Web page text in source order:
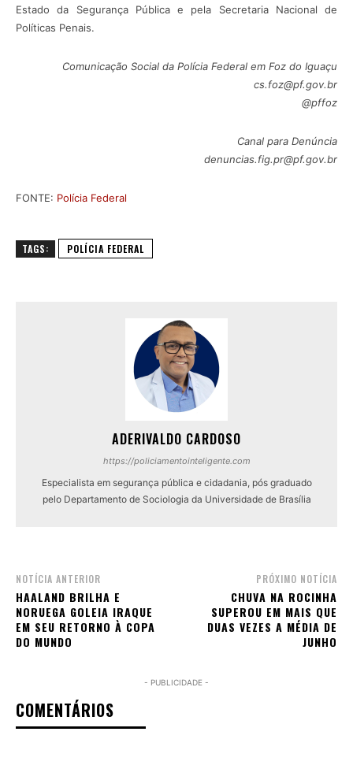
Estado da Segurança Pública e pela Secretaria Nacional de
Políticas Penais.
Comunicação Social da Polícia Federal em Foz do Iguaçu
cs.foz@pf.gov.br
@pffoz
Canal para Denúncia
denuncias.fig.pr@pf.gov.br
FONTE: Polícia Federal
TAGS: POLÍCIA FEDERAL
ADERIVALDO CARDOSO
https://policiamentointeligente.com
Especialista em segurança pública e cidadania, pós graduado
pelo Departamento de Sociologia da Universidade de Brasília
NOTÍCIA ANTERIOR
HAALAND BRILHA E
NORUEGA GOLEIA IRAQUE
EM SEU RETORNO À COPA
DO MUNDO
PRÓXIMO NOTÍCIA
CHUVA NA ROCINHA
SUPEROU EM MAIS QUE
DUAS VEZES A MÉDIA DE
JUNHO
- PUBLICIDADE -
COMENTÁRIOS